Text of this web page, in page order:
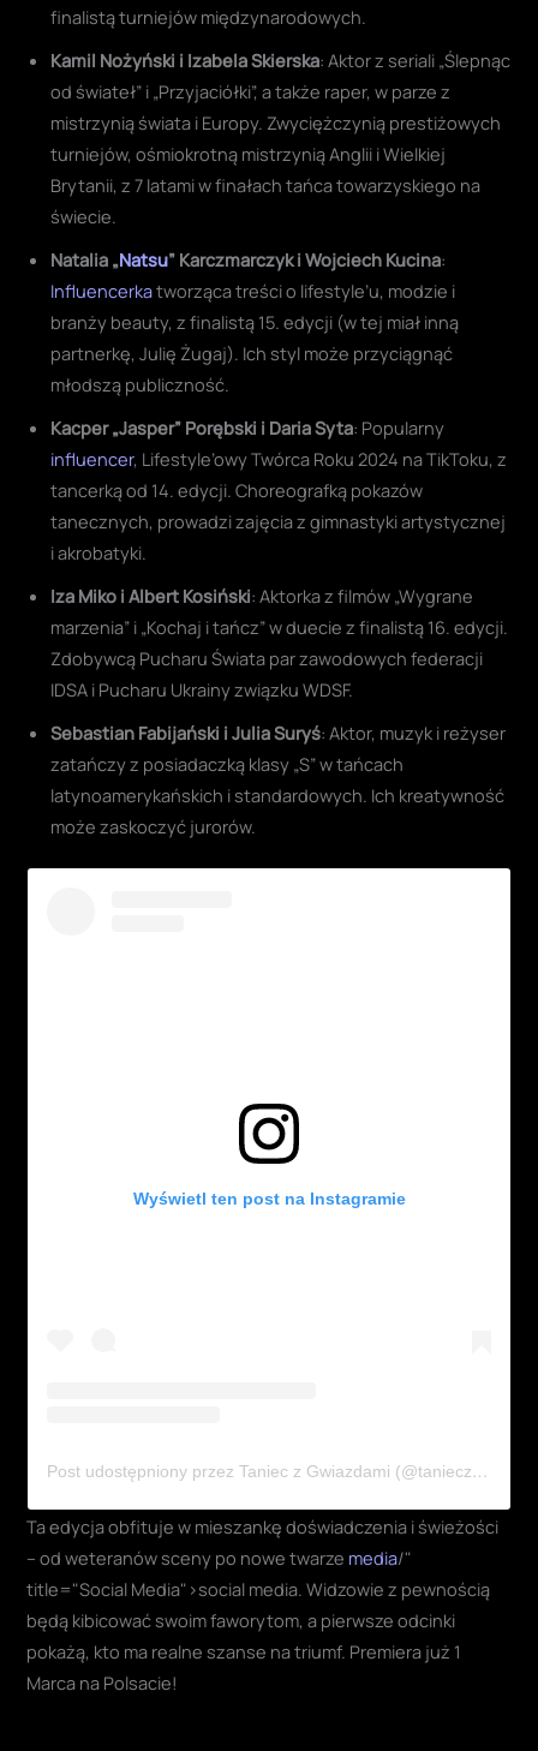
finalistą turniejów międzynarodowych.
Kamil Nożyński i Izabela Skierska: Aktor z seriali „Ślepnąc
od świateł” i „Przyjaciółki”, a także raper, w parze z
mistrzynią świata i Europy. Zwyciężczynią prestiżowych
turniejów, ośmiokrotną mistrzynią Anglii i Wielkiej
Brytanii, z 7 latami w finałach tańca towarzyskiego na
świecie.
Natalia „Natsu” Karczmarczyk i Wojciech Kucina:
Influencerkatworząca treści o lifestyle’u, modzie i
branży beauty, z finalistą 15. edycji (w tej miał inną
partnerkę, Julię Żugaj). Ich styl może przyciągnąć
młodszą publiczność.
Kacper „Jasper” Porębski i Daria Syta: Popularny
influencer, Lifestyle’owy Twórca Roku 2024 na TikToku, z
tancerką od 14. edycji. Choreografką pokazów
tanecznych, prowadzi zajęcia z gimnastyki artystycznej
i akrobatyki.
Iza Miko i Albert Kosiński: Aktorka z filmów „Wygrane
marzenia” i „Kochaj i tańcz” w duecie z finalistą 16. edycji.
Zdobywcą Pucharu Świata par zawodowych federacji
IDSA i Pucharu Ukrainy związku WDSF.
Sebastian Fabijański i Julia Suryś: Aktor, muzyk i reżyser
zatańczy z posiadaczką klasy „S” w tańcach
latynoamerykańskich i standardowych. Ich kreatywność
może zaskoczyć jurorów.
Wyświetl ten post na Instagramie
Post udostępniony przez Taniec z Gwiazdami (@tanieczgwiazdami)
Ta edycja obfituje w mieszankę doświadczenia i świeżości
– od weteranów sceny po nowe twarze media/"
title="Social Media">social media. Widzowie z pewnością
będą kibicować swoim faworytom, a pierwsze odcinki
pokażą, kto ma realne szanse na triumf. Premiera już 1
Marca na Polsacie!